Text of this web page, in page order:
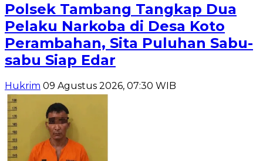
Polsek Tambang Tangkap Dua
Pelaku Narkoba di Desa Koto
Perambahan, Sita Puluhan Sabu-
sabu Siap Edar
Hukrim 09 Agustus 2026, 07:30 WIB